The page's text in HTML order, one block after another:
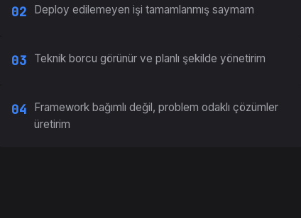
02 Deploy edilemeyen işi tamamlanmış saymam
03 Teknik borcu görünür ve planlı şekilde yönetirim
04
Framework bağımlı değil, problem odaklı çözümler
üretirim